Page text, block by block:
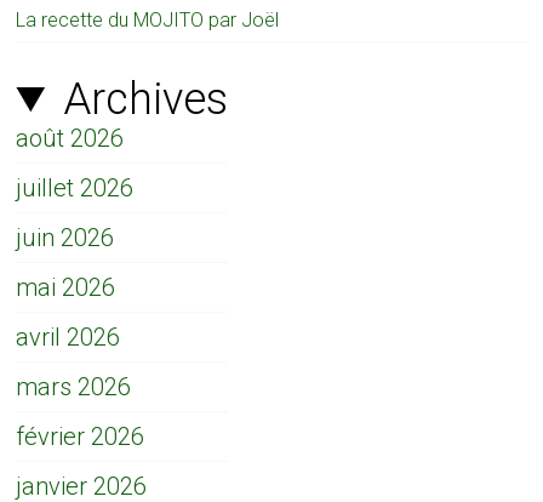
La recette du MOJITO par Joël
Archives
août 2026
juillet 2026
juin 2026
mai 2026
avril 2026
mars 2026
février 2026
janvier 2026